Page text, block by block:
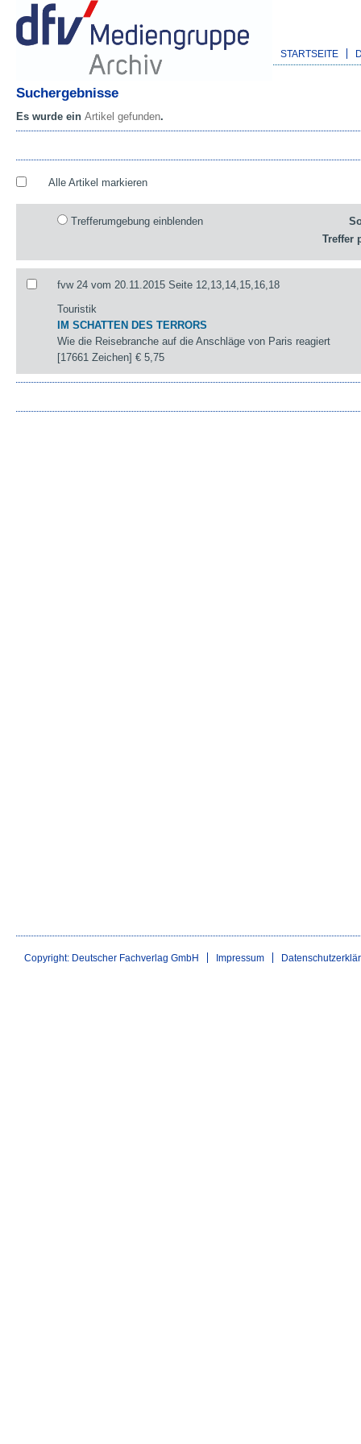
STARTSEITE
Suchergebnisse
Es wurde ein Artikel gefunden.
Alle Artikel markieren
Trefferumgebung einblenden
Treffer
fvw 24 vom 20.11.2015 Seite 12,13,14,15,16,18
Touristik
IM SCHATTEN DES TERRORS
Wie die Reisebranche auf die Anschläge von Paris reagiert
[17661 Zeichen]€ 5,75
Copyright: Deutscher Fachverlag GmbH Impressum